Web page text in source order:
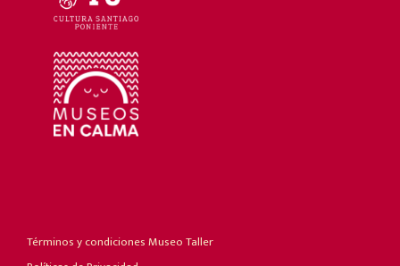
Términos y condiciones Museo Taller